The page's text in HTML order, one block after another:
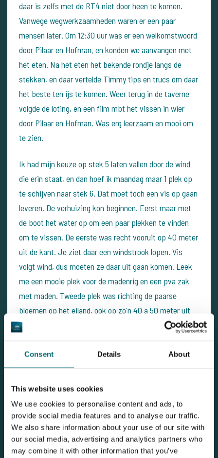
Consent Details About
This website uses cookies
We use cookies to personalise content and ads, to
provide social media features and to analyse our traffic.
We also share information about your use of our site with
our social media, advertising and analytics partners who
may combine it with other information that you’ve
daar is zelfs met de RT4 niet door heen te komen.
Vanwege wegwerkzaamheden waren er een paar
mensen later. Om 12:30 uur was er een welkomstwoord
door Pilaar en Hofman, en konden we aanvangen met
het eten. Na het eten het bekende rondje langs de
stekken, en daar vertelde Timmy tips en trucs om daar
het beste ten ijs te komen. Weer terug in de taverne
volgde de loting, en een film mbt het vissen in wier
door Pilaar en Hofman. Was erg leerzaam en mooi om
te zien.
Ik had mijn keuze op stek 5 laten vallen door de wind
die erin staat, en dan hoef ik maandag maar 1 plek op
te schijven naar stek 6. Dat moet toch een vis op gaan
leveren. De verhuizing kon beginnen. Eerst maar met
de boot het water op om een paar plekken te vinden
om te vissen. De eerste was recht vooruit op 40 meter
uit de kant. Je ziet daar een windstrook lopen. Vis
volgt wind, dus moeten ze daar uit gaan komen. Leek
me een mooie plek voor de madenrig en een pva zak
met maden. Tweede plek was richting de paarse
bloemen op het eiland, ook op zo'n 40 a 50 meter uit
de kant. Daar zit ik ongeveer 2 meter voor de harde
anders dan anderen doen. Daar heb ik 2 handjes van de
mix met 2 mm pellets en hennep laten zakken.
er overheen met een 12 mm pop-up.
zo'n dag grrrr.Wat ben ik allemaal vergeten: flesjes
water, verrekijker, bobbins, doos met haakaas,
nachtbril, boilies, en waarschijnlijk nog meer wat ik nu